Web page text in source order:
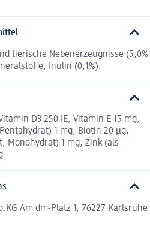
tierische Nebenerzeugnisse (5,0%
Inulin (0,1%).
D3 250 IE, Vitamin E 15 mg,
1 mg, Biotin 20 μg,
Monohydrat) 1 mg, Zink (als
Am dm-Platz 1, 76227 Karlsruhe